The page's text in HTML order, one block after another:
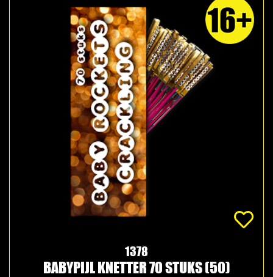
1378
BABYPIJL KNETTER 70 STUKS (50)